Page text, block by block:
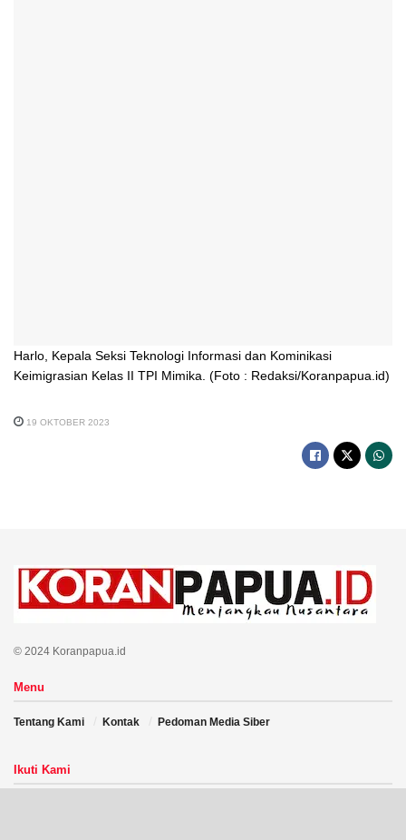
Harlo, Kepala Seksi Teknologi Informasi dan Kominikasi
Keimigrasian Kelas II TPI Mimika. (Foto : Redaksi/Koranpapua.id)
19 OKTOBER 2023
© 2024 Koranpapua.id
Menu
Tentang Kami Kontak Pedoman Media Siber
Ikuti Kami